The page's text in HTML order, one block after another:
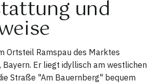
und
Ortsteil Ramspau des Marktes
Er liegt idyllisch am westlichen
Straße "Am Bauernberg" bequem